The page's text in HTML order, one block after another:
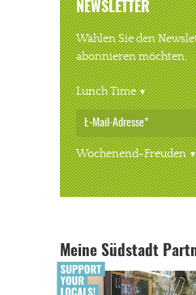
NEWSLETTER
Wählen Sie den
abonnieren möchten.
Lunch Time
Wochenend-Freuden
Meine Südstadt